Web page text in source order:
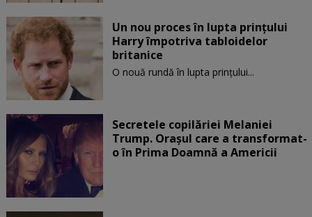
Un nou proces în lupta prinţului
Harry împotriva tabloidelor
britanice
O nouă rundă în lupta prinţului...
Secretele copilăriei Melaniei
Trump. Orașul care a transformat-
o în Prima Doamnă a Americii